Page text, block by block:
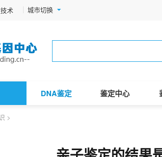
术 城市切换
DNA鉴定 鉴定中心
>